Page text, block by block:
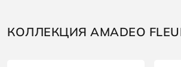
КОЛЛЕКЦИЯ AMADEO